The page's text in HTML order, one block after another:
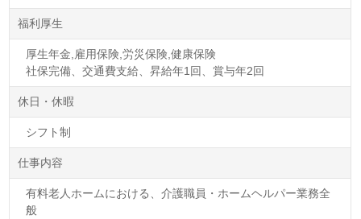
福利厚生
厚生年金,雇用保険,労災保険,健康保険
社保完備、交通費支給、昇給年1回、賞与年2回
休日・休暇
シフト制
仕事内容
有料老人ホームにおける、介護職員・ホームヘルパー業務全
般